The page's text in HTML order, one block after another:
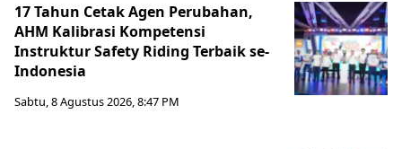
17 Tahun Cetak Agen Perubahan,
AHM Kalibrasi Kompetensi
Instruktur Safety Riding Terbaik se-
Indonesia
Sabtu, 8 Agustus 2026, 8:47 PM